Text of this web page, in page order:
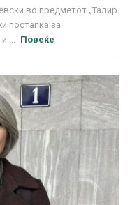
во предметот „Талир
постапка за
...
Повеќе